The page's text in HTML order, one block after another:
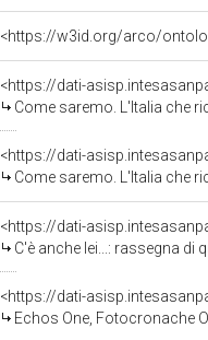
<https://w3id.org/arco/
<https://dati-
Come saremo. L'Italia che
<https://dati-
Come saremo. L'Italia che
<https://dati-
C'è anche lei...: rassegna di quindici anni di
<https://dati-
Echos One, Fotocronache